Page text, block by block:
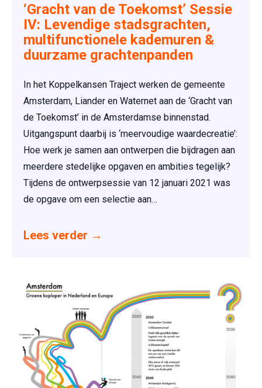
‘Gracht van de Toekomst’ Sessie
IV: Levendige stadsgrachten,
multifunctionele kademuren &
duurzame grachtenpanden
In het Koppelkansen Traject werken de gemeente
Amsterdam, Liander en Waternet aan de ‘Gracht van
de Toekomst’ in de Amsterdamse binnenstad.
Uitgangspunt daarbij is ‘meervoudige waardecreatie’:
Hoe werk je samen aan ontwerpen die bijdragen aan
meerdere stedelijke opgaven en ambities tegelijk?
Tijdens de ontwerpsessie van 12 januari 2021 was
de opgave om een selectie aan…
Lees verder →